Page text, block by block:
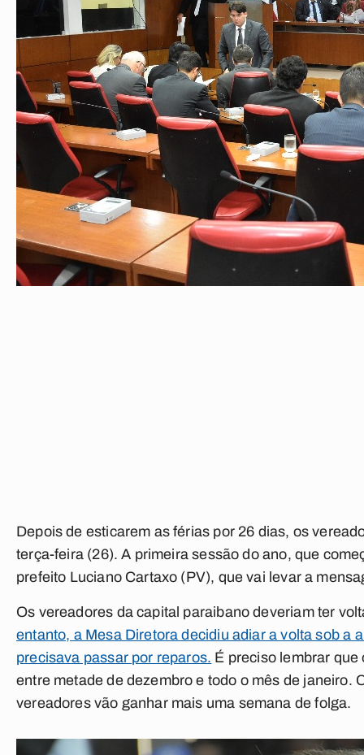
Depois de esticarem as férias por 26 dias, os
terça-feira (26). A primeira sessão do ano, que
prefeito Luciano Cartaxo (PV), que vai levar a
Os vereadores da capital paraibano deveriam ter
entanto, a Mesa Diretora decidiu adiar a volta sob a
precisava passar por reparos. É preciso lembrar
entre metade de dezembro e todo o mês de janeiro.
vereadores vão ganhar mais uma semana de folga.